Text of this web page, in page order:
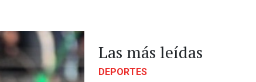
Las más leídas
DEPORTES